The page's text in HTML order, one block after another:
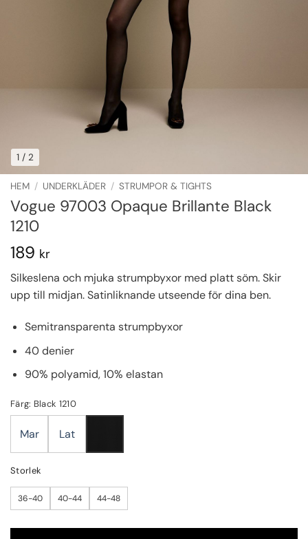
1 / 2
HEM / UNDERKLÄDER / STRUMPOR & TIGHTS
Vogue 97003 Opaque Brillante Black
1210
189 kr
Silkeslena och mjuka strumpbyxor med platt söm. Skir
upp till midjan. Satinliknande utseende för dina ben.
Semitransparenta strumpbyxor
40 denier
90% polyamid, 10% elastan
Färg: Black 1210
Mar Lat
Storlek
36-40 40-44 44-48